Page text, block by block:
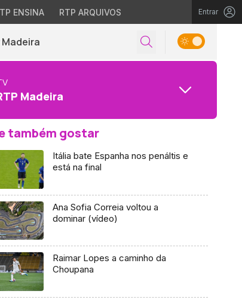
ENSINA RTP ARQUIVOS Entrar
Madeira
Madeira
também gostar
Itália bate Espanha nos penáltis e
está na final
Ana Sofia Correia voltou a
dominar (vídeo)
Raimar Lopes a caminho da
Choupana